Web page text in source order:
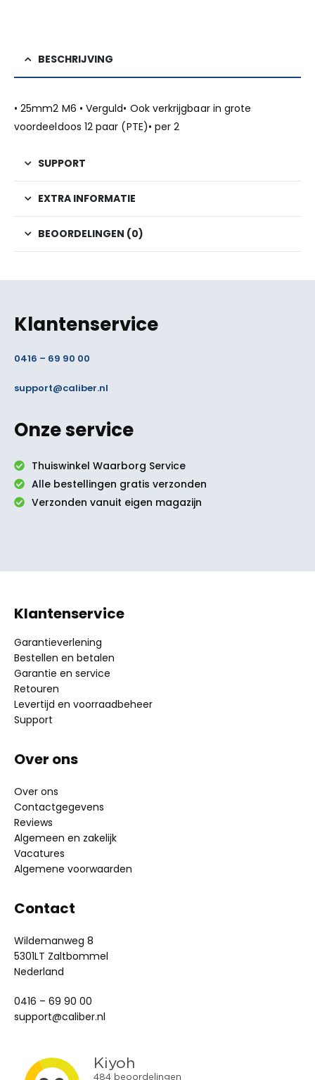
BESCHRIJVING
• 25mm2 M6 • Verguld• Ook verkrijgbaar in grote
voordeeldoos 12 paar (PTE)• per 2
SUPPORT
EXTRA INFORMATIE
BEOORDELINGEN (0)
Klantenservice
0416 – 69 90 00
support@caliber.nl
Onze service
Thuiswinkel Waarborg Service
Alle bestellingen gratis verzonden
Verzonden vanuit eigen magazijn
Klantenservice
Garantieverlening
Bestellen en betalen
Garantie en service
Retouren
Levertijd en voorraadbeheer
Support
Over ons
Over ons
Contactgegevens
Reviews
Algemeen en zakelijk
Vacatures
Algemene voorwaarden
Contact
Wildemanweg 8
5301LT Zaltbommel
Nederland
0416 – 69 90 00
support@caliber.nl